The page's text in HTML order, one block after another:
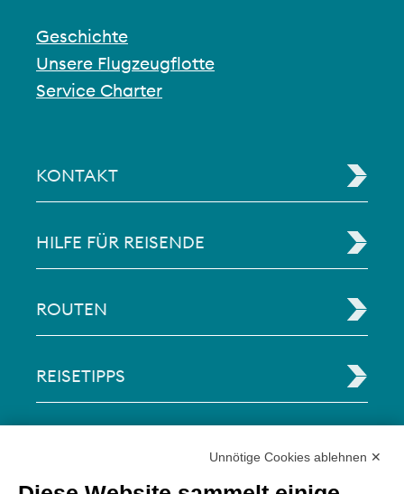
Geschichte
Unsere Flugzeugflotte
Service Charter
KONTAKT
HILFE FÜR REISENDE
ROUTEN
REISETIPPS
Unnötige Cookies ablehnen ✕